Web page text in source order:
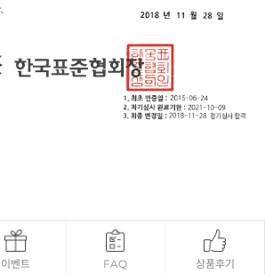
이벤트 FAQ 상품후기